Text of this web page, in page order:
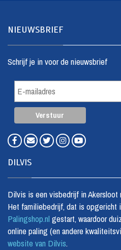
NIEUWSBRIEF
Schrijf je in voor de nieuwsbrief
DILVIS
Dilvis is een visbedrijf in Akersloot
Het familiebedrijf, dat is opgericht
Palingshop.nl gestart, waardoor
online paling (en andere
website van Dilvis.